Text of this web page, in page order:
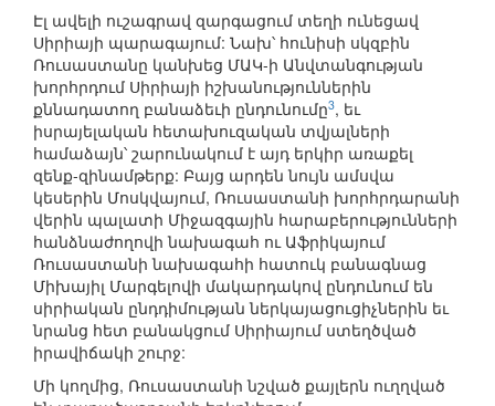
Էլ ավելի ուշագրավ զարգացում տեղի ունեցավ
Սիրիայի պարագայում: Նախ՝ հունիսի սկզբին
Ռուսաստանը կանխեց ՄԱԿ-ի Անվտանգության
խորհրդում Սիրիայի իշխանություններին
քննադատող բանաձեւի ընդունումը3, եւ
իսրայելական հետախուզական տվյալների
համաձայն՝ շարունակում է այդ երկիր առաքել
զենք-զինամթերք: Բայց արդեն նույն ամսվա
կեսերին Մոսկվայում, Ռուսաստանի խորհրդարանի
վերին պալատի Միջազգային հարաբերությունների
հանձնաժողովի նախագահ ու Աֆրիկայում
Ռուսաստանի նախագահի հատուկ բանագնաց
Միխայիլ Մարգելովի մակարդակով ընդունում են
սիրիական ընդդիմության ներկայացուցիչներին եւ
նրանց հետ բանակցում Սիրիայում ստեղծված
իրավիճակի շուրջ:
Մի կողմից, Ռուսաստանի նշված քայլերն ուղղված